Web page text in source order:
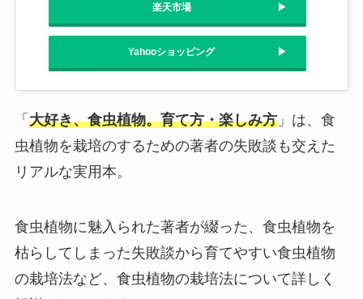
楽天市場
Yahooショッピング
「 大好き、食虫植物。育て方・楽しみ方」は、食
虫植物を栽培のするための著者の失敗談も交えた
リアルな実用本。
食虫植物に魅入られた著者が綴った、食虫植物を
枯らしてしまった失敗談から育てやすい食虫植物
の栽培法など、食虫植物の栽培法について詳しく